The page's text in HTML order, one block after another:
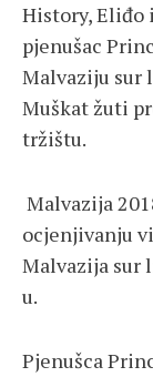
History, Eliđo
pjenušac
Malvaziju sur
Muškat žuti
tržištu.
Malvazija
ocjenjivanju
Malvazija sur
u.
Pjenušca